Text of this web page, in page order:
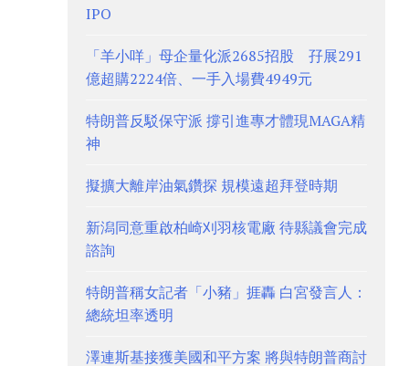
IPO
「羊小咩」母企量化派2685招股 孖展291
億超購2224倍、一手入場費4949元
特朗普反駁保守派 撐引進專才體現MAGA精
神
擬擴大離岸油氣鑽探 規模遠超拜登時期
新潟同意重啟柏崎刈羽核電廠 待縣議會完成
諮詢
特朗普稱女記者「小豬」捱轟 白宮發言人：
總統坦率透明
澤連斯基接獲美國和平方案 將與特朗普商討